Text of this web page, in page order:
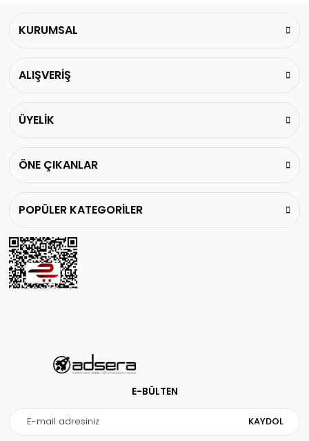
KURUMSAL
ALIŞVERİŞ
ÜYELİK
ÖNE ÇIKANLAR
POPÜLER KATEGORİLER
E-BÜLTEN
KAYDOL